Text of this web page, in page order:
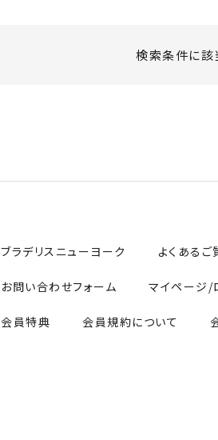
検索条件に該
ブラデリスニューヨーク よくあるご
お問い合わせフォーム マイページ/
会員特典 会員規約について